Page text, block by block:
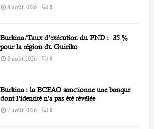
8 août 2026 0
Burkina/Taux d’exécution du PND : 35 %
pour la région du Guiriko
8 août 2026 0
Burkina : la BCEAO sanctionne une banque
dont l’identité n’a pas été révélée
7 août 2026 0